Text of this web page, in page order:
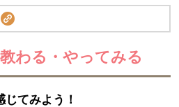
わる・やってみる
てみよう！